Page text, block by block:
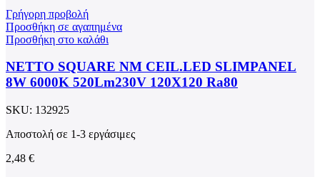
Γρήγορη προβολή
Προσθήκη σε αγαπημένα
Προσθήκη στο καλάθι
NETTO SQUARE NM CEIL.LED SLIMPANEL
8W 6000K 520Lm230V 120X120 Ra80
SKU: 132925
Αποστολή σε 1-3 εργάσιμες
2,48 €